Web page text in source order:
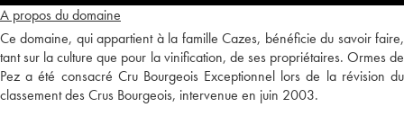
A propos du domaine
Ce domaine, qui appartient à la famille Cazes, bénéficie du savoir faire,
tant sur la culture que pour la vinification, de ses propriétaires. Ormes de
Pez a été consacré Cru Bourgeois Exceptionnel lors de la révision du
classement des Crus Bourgeois, intervenue en juin 2003.